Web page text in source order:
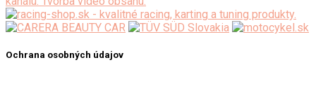
Ochrana osobných údajov